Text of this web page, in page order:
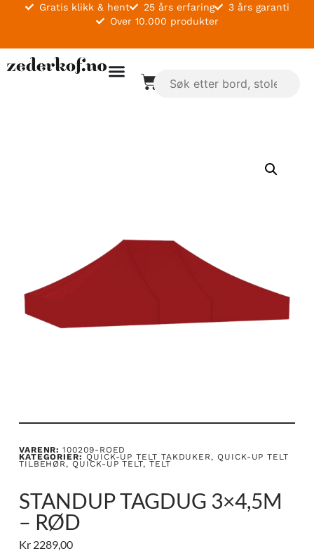
Gratis klikk & hent 25 års erfaring
3 års garanti
Over 10.000 produkter
VARENR:100209-ROED
KATEGORIER: QUICK-UP TELT TAKDUKER,QUICK-UP TELT
TILBEHØR,QUICK-UP TELT, TELT
STANDUP TAGDUG 3×4,5M
– RØD
Kr2289,00